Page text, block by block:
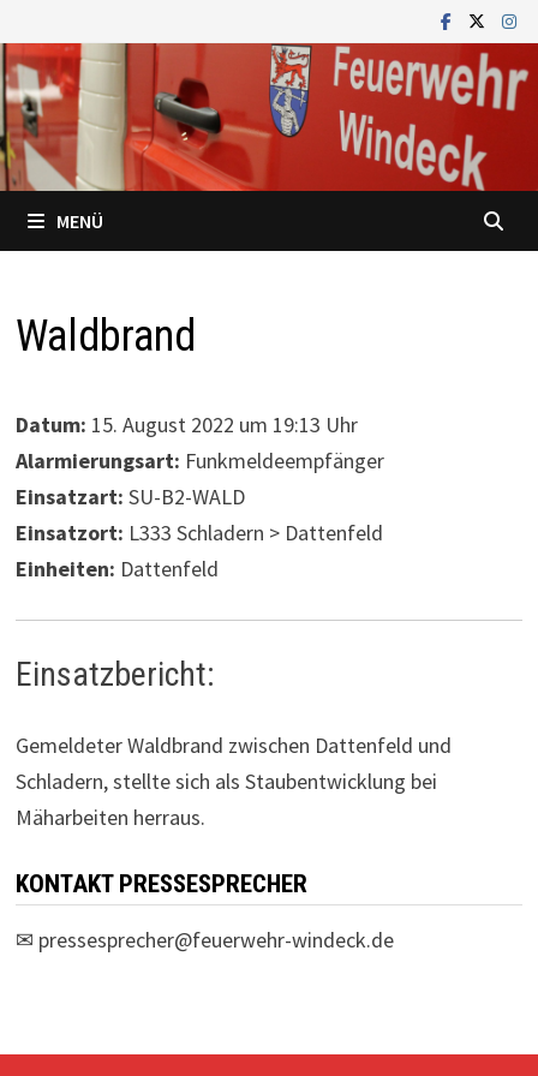
Inhalt
springen
MENÜ
Waldbrand
Datum: 15. August 2022 um 19:13 Uhr
Alarmierungsart: Funkmeldeempfänger
Einsatzart: SU-B2-WALD
Einsatzort: L333 Schladern > Dattenfeld
Einheiten: Dattenfeld
Einsatzbericht:
Gemeldeter Waldbrand zwischen Dattenfeld und
Schladern, stellte sich als Staubentwicklung bei
Mäharbeiten herraus.
KONTAKT PRESSESPRECHER
✉ pressesprecher@feuerwehr-windeck.de